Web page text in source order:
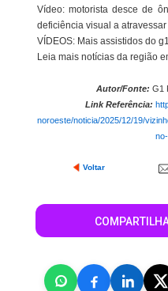
Vídeo: motorista desce de
deficiência visual a
VÍDEOS: Mais assistidos do
Leia mais notícias da região
Autor/Fonte: G1
Link Referência:
noroeste/noticia/2025/12/19/
Voltar